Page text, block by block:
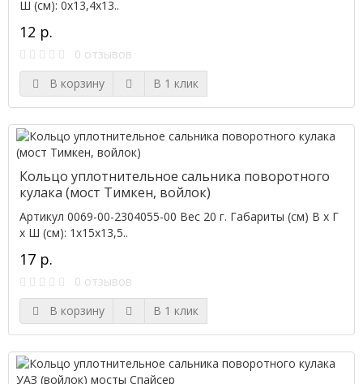
Ш (см): 0х13,4х13..
12 р.
0 отзывов
В корзину
В 1 клик
Кольцо уплотнительное сальника поворотного
кулака (мост Тимкен, войлок)
Артикул 0069-00-2304055-00 Вес 20 г. Габариты (см) В х Г
х Ш (см): 1х15х13,5..
17 р.
0 отзывов
В корзину
В 1 клик